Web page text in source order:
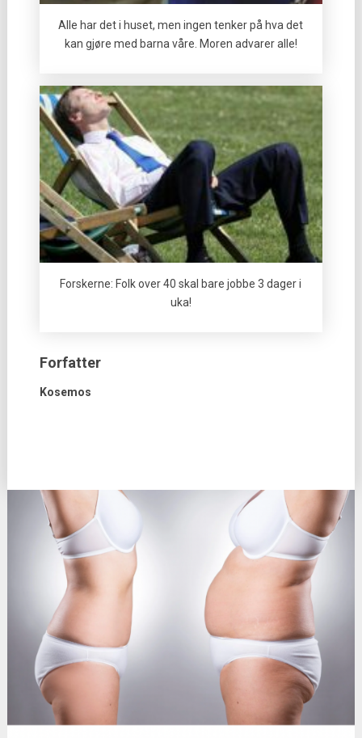
Alle har det i huset, men ingen tenker på hva det
kan gjøre med barna våre. Moren advarer alle!
Forskerne: Folk over 40 skal bare jobbe 3 dager i
uka!
Forfatter
Kosemos